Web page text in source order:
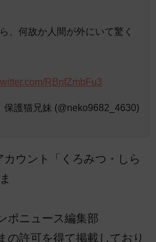
、何故か人間が外にいて驚く
RBnfZmbFu3
護猫兄妹 (@neko9682_4630)
ウント「くろみつ・しら
ポニュース編集部
の許可を得て掲載しており